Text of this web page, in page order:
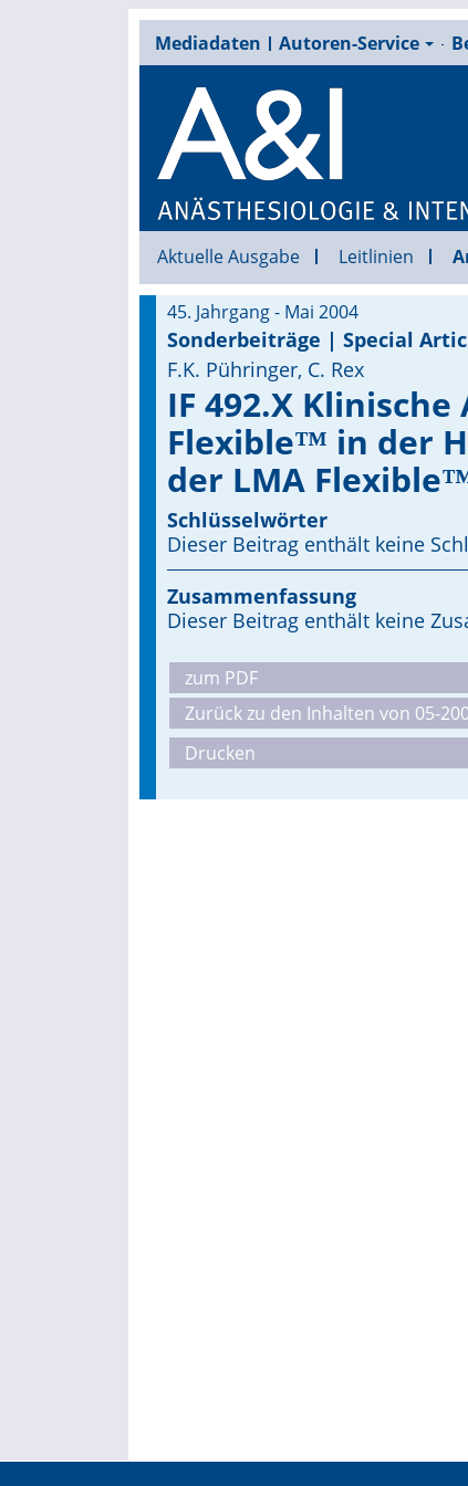
Mediadaten Autoren-Service
Aktuelle Ausgabe Leitlinien
45. Jahrgang - Mai 2004
Sonderbeiträge | Special
F.K. Pühringer, C. Rex
IF 492.X
Flexible™ in der
der LMA
Schlüsselwörter
Dieser Beitrag enthält keine
Zusammenfassung
Dieser Beitrag enthält keine
zum PDF
Zurück zu den Inhalten von 05-
Drucken